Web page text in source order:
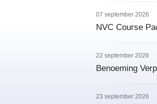
07 september 2026
NVC Course
22 september 2026
Benoeming
23 september 2026